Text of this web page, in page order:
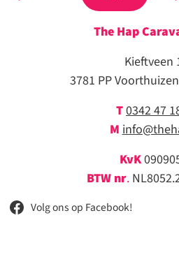
The Hap
Kieftveen
3781 PP
T0342 47
M
KvK
BTW nr.
Volg ons op Facebook!